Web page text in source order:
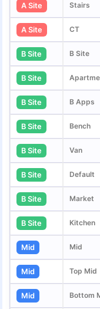
A Site Stairs
A Site CT
B Site B Site
B Site
B Site B Apps
B Site Bench
B Site Van
B Site Default
B Site Market
B Site Kitchen
Mid Mid
Mid Top Mid
Mid Bottom